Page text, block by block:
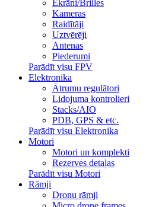
Ekrāni/Brilles
Kameras
Raidītāji
Uztvērēji
Antenas
Piederumi
Parādīt visu FPV
Elektronika
Ātrumu regulātori
Lidojuma kontrolieri
Stacks/AIO
PDB, GPS & etc.
Parādīt visu Elektronika
Motori
Motori un komplekti
Rezerves detaļas
Parādīt visu Motori
Rāmji
Dronu rāmji